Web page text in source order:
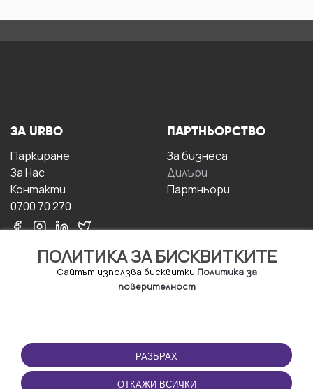
ПОЛИТИКА ЗА БИСКВИТКИТЕ
Сайтът използва бисквитки Политика за
поверителност
РАЗБРАХ
ОТКАЖИ ВСИЧКИ
ЗА URBO
Паркиране
За Hас
Контакти
0700 70 270
ПАРТНЬОРСТВО
За бизнесa
Дилъри
Партньори
ПОЛЗВАНЕ
Правила и условия за
ползване
ПРИЛОЖЕНИЕТО